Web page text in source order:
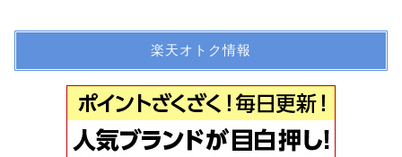
楽天オトク情報